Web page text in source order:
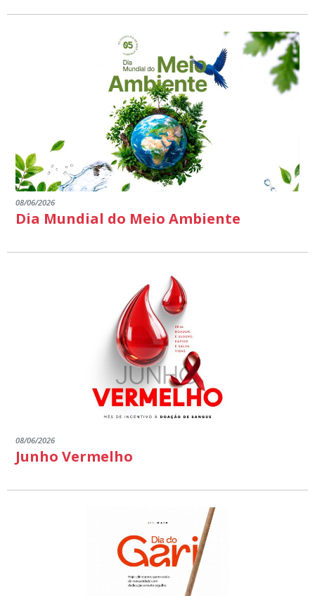
08/06/2026
Dia Mundial do Meio Ambiente
08/06/2026
Junho Vermelho